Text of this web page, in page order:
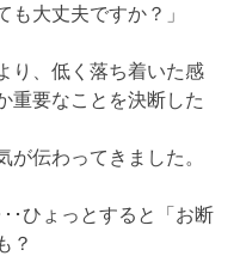
も大丈夫ですか？」
り、低く落ち着いた感
重要なことを決断した
が伝わってきました。
･ひょっとすると「お断
？